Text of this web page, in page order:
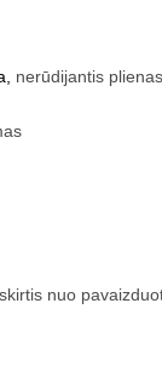
nerūdijantis plienas
nuo